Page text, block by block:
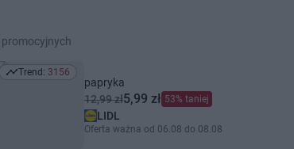
Trend: 3156
Trend: 3156
papryka
12,99 zł5,99 zł 53% taniej
LIDL
Oferta ważna od 06.08 do 08.08